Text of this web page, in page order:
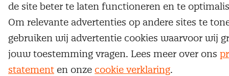
de site beter te laten functioneren en te
Om relevante advertenties op andere sites te
gebruiken wij advertentie cookies waarvoor wij
jouw toestemming vragen. Lees meer over ons
statement en onze cookie verklaring.